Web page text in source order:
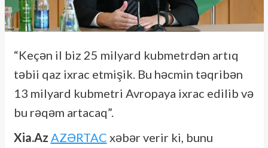
“Keçən il biz 25 milyard kubmetrdən artıq
təbii qaz ixrac etmişik. Bu həcmin təqribən
13 milyard kubmetri Avropaya ixrac edilib və
bu rəqəm artacaq”.
Xia.Az AZƏRTAC xəbər verir ki, bunu